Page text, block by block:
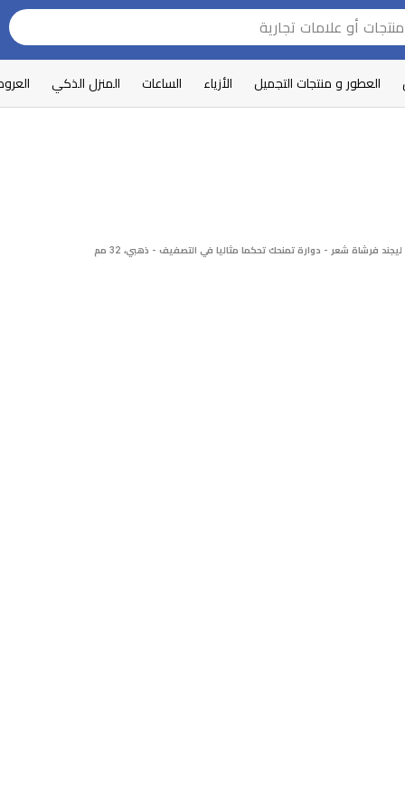
العطور و منتجات التجميل الأزياء الساعات المنزل الذكي
فرشاة شعر - دوارة تمنحك تحكما مثاليا في التصفيف - ذهبي، 32 مم